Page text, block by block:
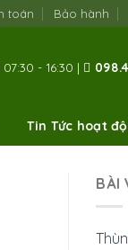
toán Bảo hành
07:30 - 16:30 |
Tin Tức hoạt
BÀI